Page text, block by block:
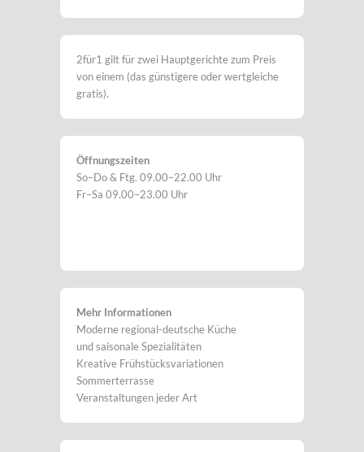
2für1 gilt für zwei Hauptgerichte zum Preis
von einem (das günstigere oder wertgleiche
gratis).
Öffnungszeiten
So–Do & Ftg. 09.00–22.00 Uhr
Fr–Sa 09.00–23.00 Uhr
Mehr Informationen
Moderne regional-deutsche Küche
und saisonale Spezialitäten
Kreative Frühstücksvariationen
Sommerterrasse
Veranstaltungen jeder Art